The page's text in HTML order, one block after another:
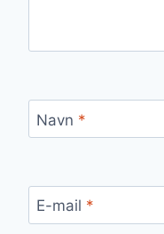
Navn *
E-mail *